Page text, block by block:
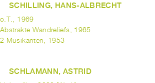
SCHILLING, HANS-ALBRECHT
o.T., 1969
Abstrakte Wandreliefs, 1965
2 Musikanten, 1953
SCHLAMANN, ASTRID